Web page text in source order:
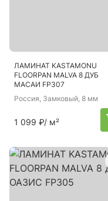
ЛАМИНАТ KASTAMONU
FLOORPAN MALVA 8 ДУБ
МАСАИ FP307
Россия, Замковый, 8 мм
1 099 ₽/ м²